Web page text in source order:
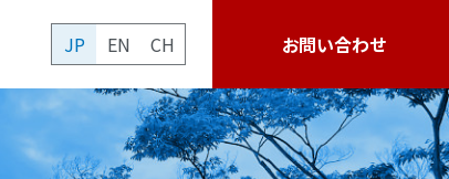
JP EN CH お問い合わせ